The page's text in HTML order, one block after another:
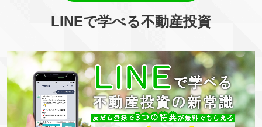
LINEで学べる不動産投資